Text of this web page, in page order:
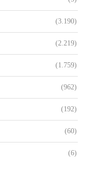
(3.190)
(2.219)
(1.759)
(962)
(192)
(60)
(6)